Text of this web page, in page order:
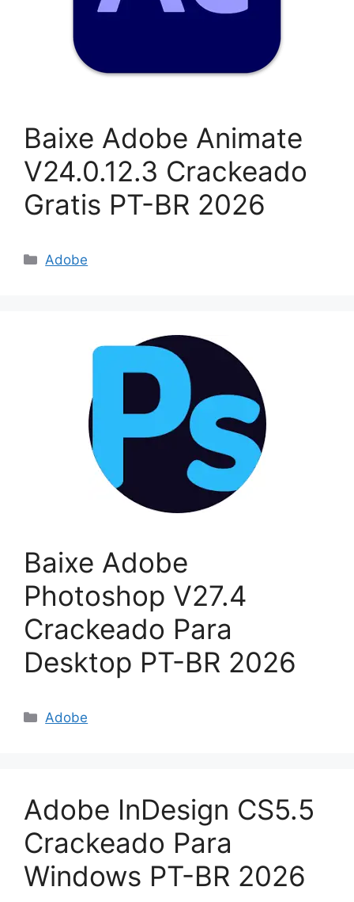
Baixe Adobe Animate
V24.0.12.3 Crackeado
Gratis PT-BR 2026
Categorias
Adobe
Baixe Adobe
Photoshop V27.4
Crackeado Para
Desktop PT-BR 2026
Categorias
Adobe
Adobe InDesign CS5.5
Crackeado Para
Windows PT-BR 2026